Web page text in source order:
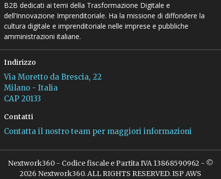
B2B dedicati ai temi della Trasformazione Digitale e
dell’Innovazione Imprenditoriale. Ha la missione di diffondere la
cultura digitale e imprenditoriale nelle imprese e pubbliche
amministrazioni italiane.
Indirizzo
Via Moretto da Brescia, 22
Milano - Italia
CAP 20133
Contatti
Contatta il nostro team per maggiori informazioni
Nextwork360 - Codice fiscale e Partita IVA 13868590962 - ©
2026 Nextwork360. ALL RIGHTS RESERVED. ISP AWS